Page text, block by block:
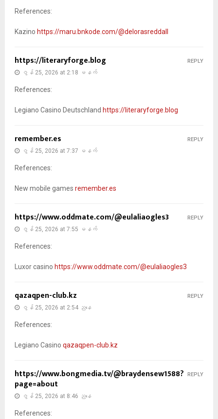
References:
Kazino https://maru.bnkode.com/@delorasreddall
https://literaryforge.blog
ဇွန် 25, 2026 at 2:18 မနက်
References:
Legiano Casino Deutschland https://literaryforge.blog
REPLY
remember.es
ဇွန် 25, 2026 at 7:37 မနက်
References:
New mobile games remember.es
REPLY
https://www.oddmate.com/@eulaliaogles3
ဇွန် 25, 2026 at 7:55 မနက်
References:
Luxor casino https://www.oddmate.com/@eulaliaogles3
REPLY
qazaqpen-club.kz
ဇွန် 25, 2026 at 2:54 ညနေ
References:
Legiano Casino qazaqpen-club.kz
REPLY
https://www.bongmedia.tv/@braydensew1588?
page=about
ဇွန် 25, 2026 at 8:46 ညနေ
References:
REPLY